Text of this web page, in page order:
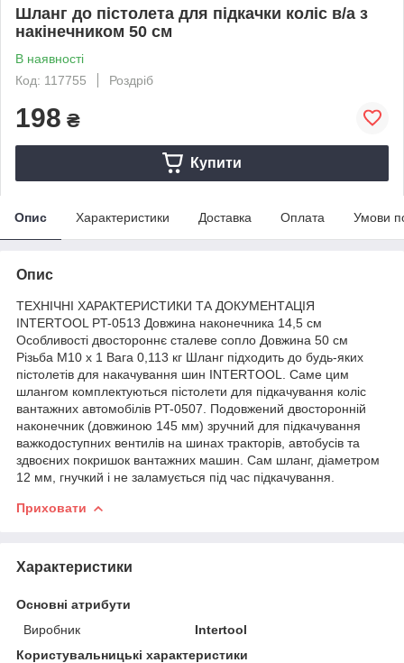
Шланг до пістолета для підкачки коліс в/а з
накінечником 50 см
В наявності
Код: 117755
Роздріб
198 ₴
Купити
Опис Характеристики Доставка Оплата Умови
Опис
ТЕХНІЧНІ ХАРАКТЕРИСТИКИ ТА ДОКУМЕНТАЦІЯ
INTERTOOL PT-0513 Довжина наконечника 14,5 см
Особливості двостороннє сталеве сопло Довжина 50 см
Різьба М10 х 1 Вага 0,113 кг Шланг підходить до будь-яких
пістолетів для накачування шин INTERTOOL. Саме цим
шлангом комплектуються пістолети для підкачування коліс
вантажних автомобілів PT-0507. Подовжений двосторонній
наконечник (довжиною 145 мм) зручний для підкачування
важкодоступних вентилів на шинах тракторів, автобусів та
здвоєних покришок вантажних машин. Сам шланг, діаметром
12 мм, гнучкий і не заламується під час підкачування.
Приховати
Характеристики
Основні атрибути
Виробник
Intertool
Користувальницькі характеристики